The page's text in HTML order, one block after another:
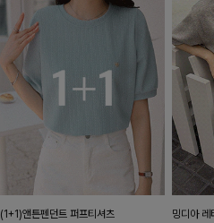
(1+1)앤튼펜던트 퍼프티셔츠
밍디아 레